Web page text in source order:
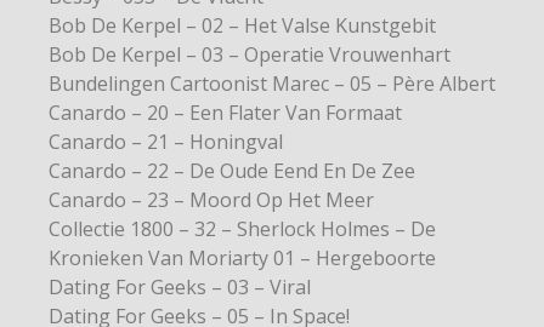
Bob De Kerpel – 02 – Het Valse Kunstgebit
Bob De Kerpel – 03 – Operatie Vrouwenhart
Bundelingen Cartoonist Marec – 05 – Père Albert
Canardo – 20 – Een Flater Van Formaat
Canardo – 21 – Honingval
Canardo – 22 – De Oude Eend En De Zee
Canardo – 23 – Moord Op Het Meer
Collectie 1800 – 32 – Sherlock Holmes – De
Kronieken Van Moriarty 01 – Hergeboorte
Dating For Geeks – 03 – Viral
Dating For Geeks – 05 – In Space!